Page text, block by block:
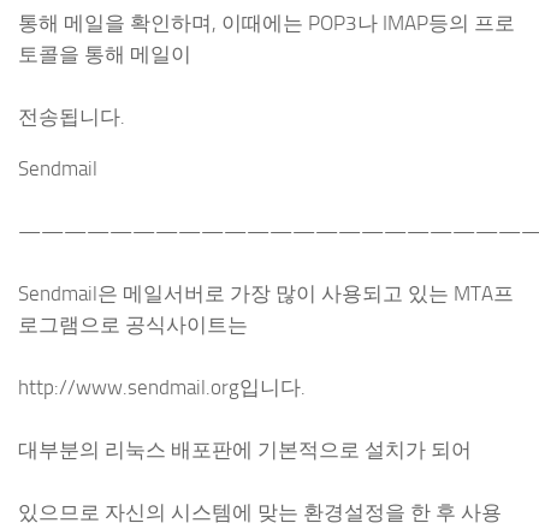
통해 메일을 확인하며, 이때에는 POP3나 IMAP등의 프로
토콜을 통해 메일이
전송됩니다.
Sendmail
Sendmail은 메일서버로 가장 많이 사용되고 있는 MTA프
로그램으로 공식사이트는
http://www.sendmail.org입니다.
대부분의 리눅스 배포판에 기본적으로 설치가 되어
있으므로 자신의 시스템에 맞는 환경설정을 한 후 사용